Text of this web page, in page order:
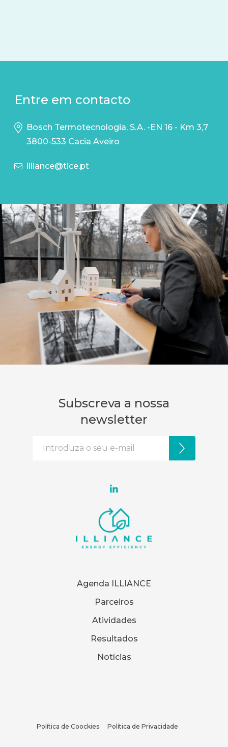
Entre em contacto
Bosch Termotecnologia, S.A. -EN 16 - Km 3,7
3800-533 Cacia Aveiro
illiance@tice.pt
Agenda ILLIANCE
Parceiros
Atividades
Resultados
Notícias
Política de Coockies Política de Privacidade
Subscreva a nossa
newsletter